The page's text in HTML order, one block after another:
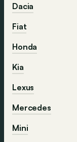
Dacia
Fiat
Honda
Kia
Lexus
Mercedes
Mini